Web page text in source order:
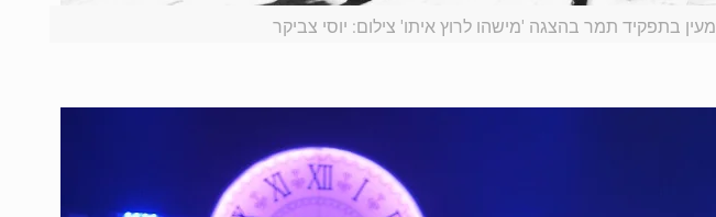
מעין בתפקיד תמר בהצגה 'מישהו לרוץ איתו' צילום: יוסי צביקר